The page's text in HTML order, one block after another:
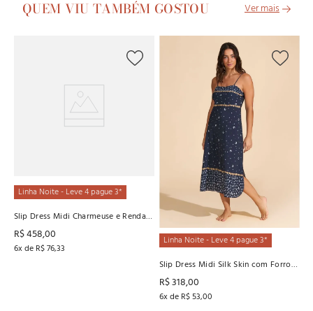
QUEM VIU TAMBÉM GOSTOU
Linha Noite - Leve 4 pague 3*
Slip Dress Midi Charmeuse e Renda
Recco
R$458,00
6x de R$76,33
Linha Noite - Leve 4 pague 3*
Slip Dress Midi Silk Skin com Forro
Baunilha
R$318,00
6x de R$53,00